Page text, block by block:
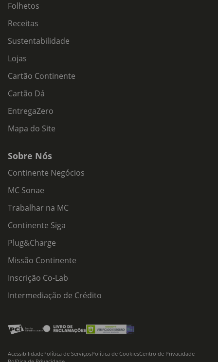
Folhetos
Receitas
Sustentabilidade
Lojas
Cartão Continente
Cartão Dá
EntregaZero
Mapa do Site
Sobre Nós
Continente Negócios
MC Sonae
Trabalhar na MC
Continente Siga
Plug&Charge
Missão Continente
Inscrição Co-Lab
Intermediação de Crédito
AcessibilidadePolítica de ServiçosPolítica de CookiesCentro de Privacidade